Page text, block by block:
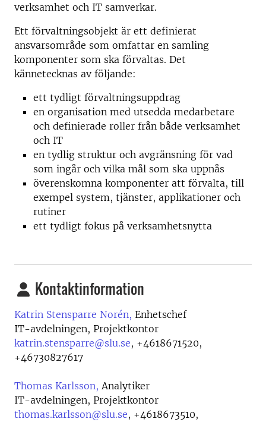
verksamhet och IT samverkar.
Ett förvaltningsobjekt är ett definierat
ansvarsområde som omfattar en samling
komponenter som ska förvaltas. Det
kännetecknas av följande:
ett tydligt förvaltningsuppdrag
en organisation med utsedda medarbetare
och definierade roller från både verksamhet
och IT
en tydlig struktur och avgränsning för vad
som ingår och vilka mål som ska uppnås
överenskomna komponenter att förvalta, till
exempel system, tjänster, applikationer och
rutiner
ett tydligt fokus på verksamhetsnytta
Kontaktinformation
Katrin Stensparre Norén, Enhetschef
IT-avdelningen, Projektkontor
katrin.stensparre@slu.se, +4618671520,
+46730827617
Thomas Karlsson, Analytiker
IT-avdelningen, Projektkontor
thomas.karlsson@slu.se, +4618673510,